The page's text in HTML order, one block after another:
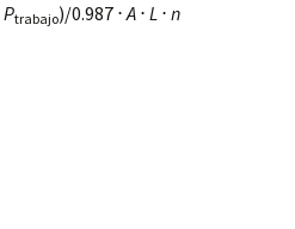
Ptrabajo)/0.987 ⋅A ⋅ L ⋅ n